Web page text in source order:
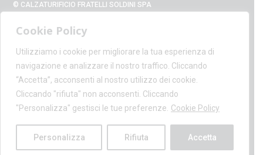
Cookie Policy
Utilizziamo i cookie per migliorare la tua esperienza di
navigazione e analizzare il nostro traffico. Cliccando
“Accetta”, acconsenti al nostro utilizzo dei cookie.
Cliccando "rifiuta" non acconsenti. Cliccando
"Personalizza" gestisci le tue preferenze. Cookie Policy
Personalizza Rifiuta Accetta
© CALZATURIFICIO FRATELLI SOLDINI SPA
+39 0575 428129 - FAX +39 0575 420254
SUPPORT@CALZATURIFICIOSOLDINI.IT
AMMINISTRAZIONE@PEC.CALZATURIFICIOSOLDINI.COM
P.IVA IT00100020510 - REA AR19984
CAPITALE SOCIALE € 1,170,800.00
INFORMATIVA TRATTAMENTO DATI